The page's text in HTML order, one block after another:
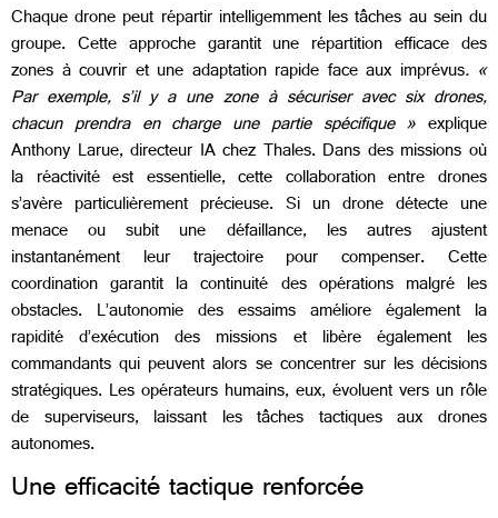
Chaque drone peut répartir intelligemment les tâches au sein du
groupe. Cette approche garantit une répartition efficace des
zones à couvrir et une adaptation rapide face aux imprévus. «
Par exemple, s’il y a une zone à sécuriser avec six drones,
chacun prendra en charge une partie spécifique » explique
Anthony Larue, directeur IA chez Thales. Dans des missions où
la réactivité est essentielle, cette collaboration entre drones
s’avère particulièrement précieuse. Si un drone détecte une
menace ou subit une défaillance, les autres ajustent
instantanément leur trajectoire pour compenser. Cette
coordination garantit la continuité des opérations malgré les
obstacles. L’autonomie des essaims améliore également la
rapidité d’exécution des missions et libère également les
commandants qui peuvent alors se concentrer sur les décisions
stratégiques. Les opérateurs humains, eux, évoluent vers un rôle
de superviseurs, laissant les tâches tactiques aux drones
autonomes.
Une efficacité tactique renforcée